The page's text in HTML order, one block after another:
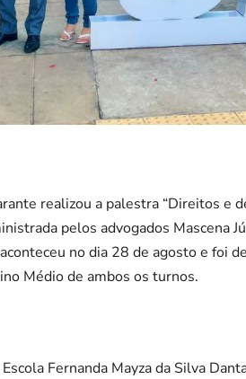
realizou a palestra “Direitos e
pelos advogados Mascena
no dia 28 de agosto e foi
Médio de ambos os turnos.
Fernanda Mayza da Silva